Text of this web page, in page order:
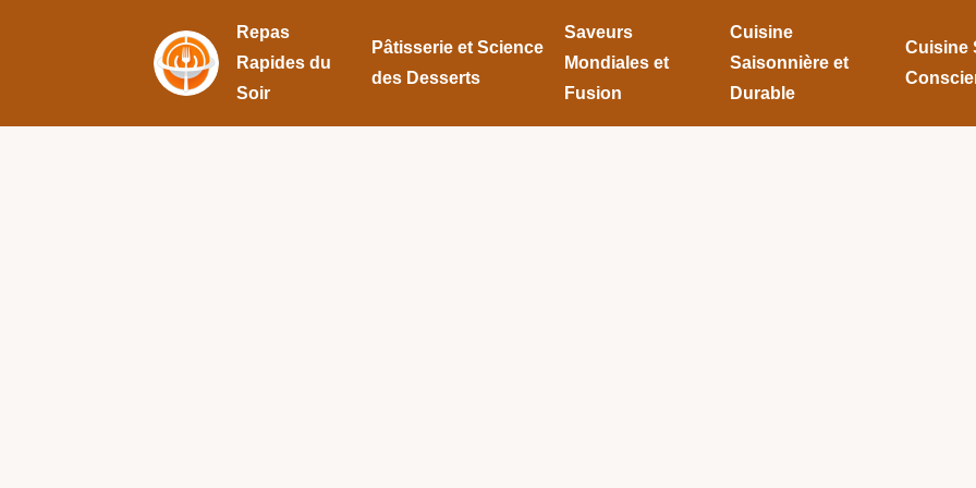
Repas
Rapides du
Soir
Pâtisserie et Science
des Desserts
Saveurs
Mondiales et
Fusion
Cuisine
Saisonnière et
Durable
Cuisine